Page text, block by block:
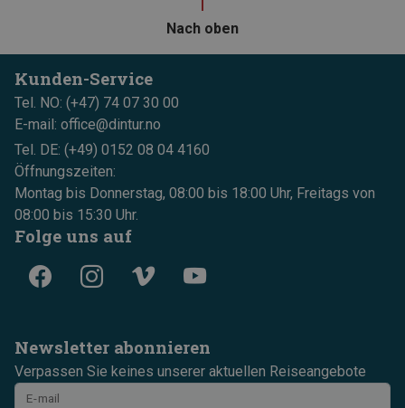
Nach oben
Kunden-Service
Tel. NO: (+47) 74 07 30 00
E-mail: office@dintur.no
Tel. DE: (+49) 0152 08 04 4160
Öffnungszeiten:
Montag bis Donnerstag, 08:00 bis 18:00 Uhr, Freitags von
08:00 bis 15:30 Uhr.
Folge uns auf
Newsletter abonnieren
Verpassen Sie keines unserer aktuellen Reiseangebote
E-mail